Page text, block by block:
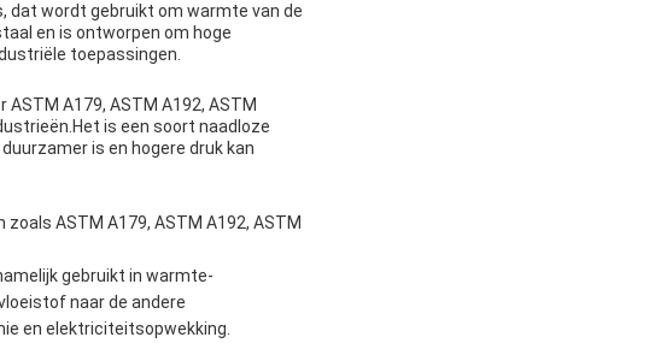
dat wordt gebruikt om warmte van de
en is ontworpen om hoge
toepassingen.
A179, ASTM A192, ASTM
is een soort naadloze
is en hogere druk kan
ASTM A179, ASTM A192, ASTM
gebruikt in warmte-
naar de andere
en elektriciteitsopwekking.